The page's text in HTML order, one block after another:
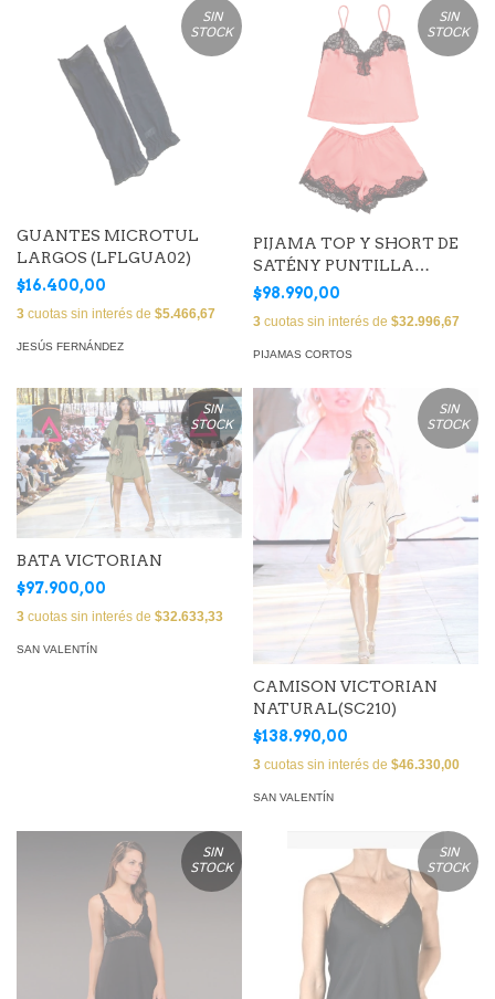
SIN
STOCK
GUANTES MICROTUL
LARGOS (LFLGUA02)
$16.400,00
3 cuotas sin interés de $5.466,67
JESÚS FERNÁNDEZ
SIN
STOCK
PIJAMA TOP Y SHORT DE
SATÉNY PUNTILLA
(JFMUSH79)
$98.990,00
3 cuotas sin interés de $32.996,67
PIJAMAS CORTOS
SIN
STOCK
BATA VICTORIAN
$97.900,00
3 cuotas sin interés de $32.633,33
SAN VALENTÍN
SIN
STOCK
CAMISON VICTORIAN
NATURAL(SC210)
$138.990,00
3 cuotas sin interés de $46.330,00
SAN VALENTÍN
SIN
STOCK
SIN
STOCK